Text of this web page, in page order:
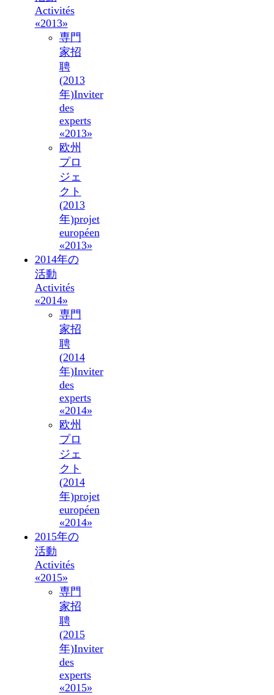
Activités
«2013»
専門
家招
聘
(2013
年)Inviter
des
experts
«2013»
欧州
プロ
ジェ
クト
(2013
年)projet
européen
«2013»
2014年の
活動
Activités
«2014»
専門
家招
聘
(2014
年)Inviter
des
experts
«2014»
欧州
プロ
ジェ
クト
(2014
年)projet
européen
«2014»
2015年の
活動
Activités
«2015»
専門
家招
聘
(2015
年)Inviter
des
experts
«2015»